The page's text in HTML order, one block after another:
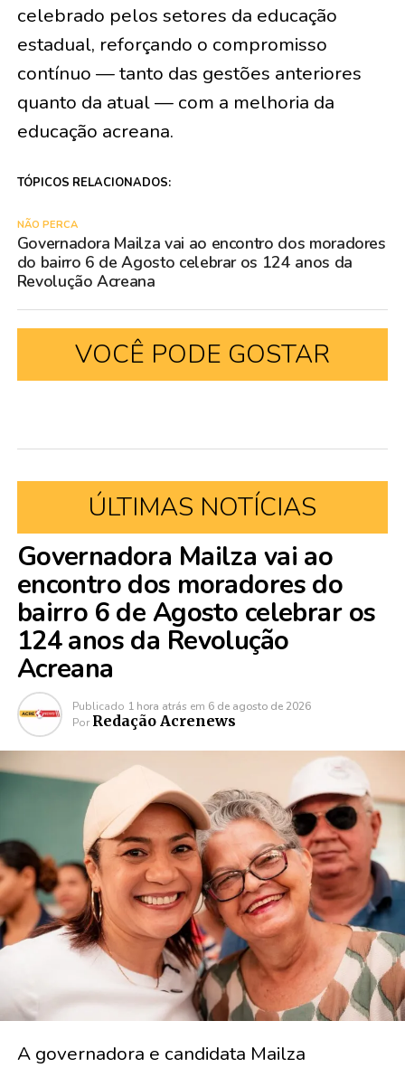
celebrado pelos setores da educação
estadual, reforçando o compromisso
contínuo — tanto das gestões anteriores
quanto da atual — com a melhoria da
educação acreana.
TÓPICOS RELACIONADOS:
NÃO PERCA
Governadora Mailza vai ao encontro dos moradores
do bairro 6 de Agosto celebrar os 124 anos da
Revolução Acreana
VOCÊ PODE GOSTAR
ÚLTIMAS NOTÍCIAS
Governadora Mailza vai ao
encontro dos moradores do
bairro 6 de Agosto celebrar os
124 anos da Revolução
Acreana
Publicado 1 hora atrás em 6 de agosto de 2026
Por Redação Acrenews
A governadora e candidata Mailza